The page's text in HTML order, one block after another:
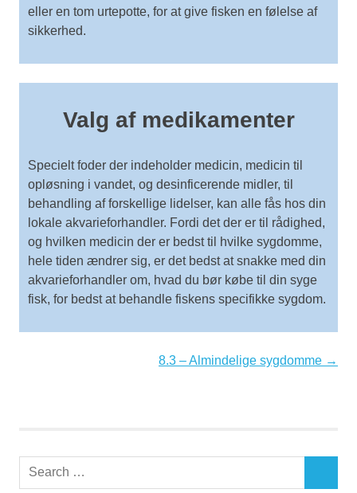
eller en tom urtepotte, for at give fisken en følelse af
sikkerhed.
Valg af medikamenter
Specielt foder der indeholder medicin, medicin til
opløsning i vandet, og desinficerende midler, til
behandling af forskellige lidelser, kan alle fås hos din
lokale akvarieforhandler. Fordi det der er til rådighed,
og hvilken medicin der er bedst til hvilke sygdomme,
hele tiden ændrer sig, er det bedst at snakke med din
akvarieforhandler om, hvad du bør købe til din syge
fisk, for bedst at behandle fiskens specifikke sygdom.
8.3 – Almindelige sygdomme →
Search